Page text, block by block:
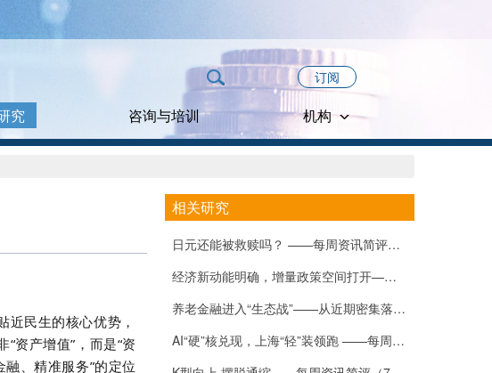
订阅
究 咨询与培训 机构
民生的核心优势，
“资产增值” ，而是“资
融、精准服务”的定位
相关研究
日元还能被救赎吗？ ——每周资讯简评（8月3-7日）
经济新动能明确，增量政策空间打开——每周资讯简评（7月27-31日）
养老金融进入“生态战”——从近期密集落子看中小银行的角色焦虑与破局路径
AI“硬”核兑现，上海“轻”装领跑 ——每周资讯简评（7月20-24日）